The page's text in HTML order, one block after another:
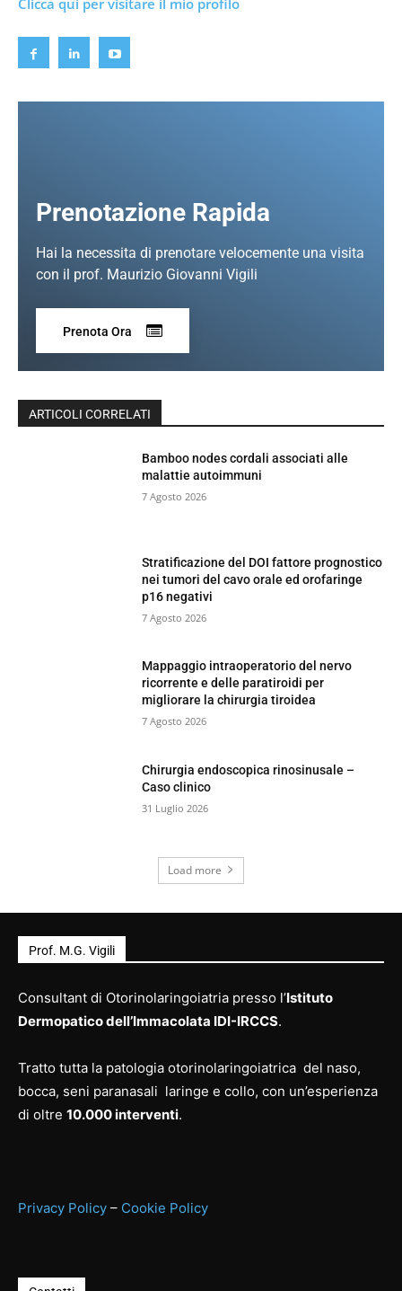
Prenotazione Rapida
Hai la necessita di prenotare velocemente una visita
con il prof. Maurizio Giovanni Vigili
Prenota Ora
ARTICOLI CORRELATI
Bamboo nodes cordali associati alle
malattie autoimmuni
7 Agosto 2026
Stratificazione del DOI fattore prognostico
nei tumori del cavo orale ed orofaringe
p16 negativi
7 Agosto 2026
Mappaggio intraoperatorio del nervo
ricorrente e delle paratiroidi per
migliorare la chirurgia tiroidea
7 Agosto 2026
Chirurgia endoscopica rinosinusale –
Caso clinico
31 Luglio 2026
Load more
Prof. M.G. Vigili
Consultant di Otorinolaringoiatria presso l’Istituto
Dermopatico dell’Immacolata IDI-IRCCS.
Tratto tutta la patologia otorinolaringoiatrica del naso,
bocca, seni paranasali laringe e collo, con un’esperienza
di oltre 10.000 interventi.
Privacy Policy – Cookie Policy